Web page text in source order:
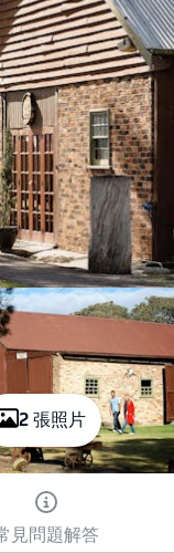
2 張照片
見問題解答